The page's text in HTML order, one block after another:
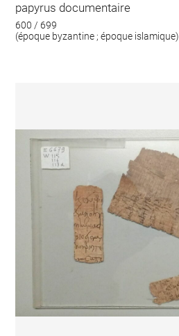
papyrus documentaire
600 / 699
(époque byzantine ; époque islamique)